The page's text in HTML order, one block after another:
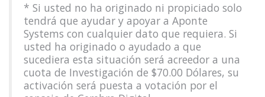
* Si usted no ha originado ni propiciado solo
tendrá que ayudar y apoyar a Aponte
Systems con cualquier dato que requiera. Si
usted ha originado o ayudado a que
sucediera esta situación será acreedor a una
cuota de Investigación de $70.00 Dólares, su
activación será puesta a votación por el